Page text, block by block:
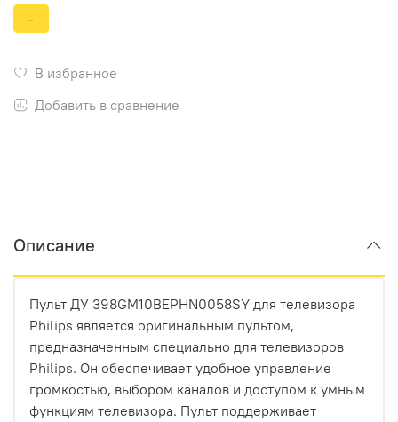
В избранное
Добавить в сравнение
-
Описание
Пульт ДУ 398GM10BEPHN0058SY для телевизора
Philips является оригинальным пультом,
предназначенным специально для телевизоров
Philips. Он обеспечивает удобное управление
громкостью, выбором каналов и доступом к умным
функциям телевизора. Пульт поддерживает